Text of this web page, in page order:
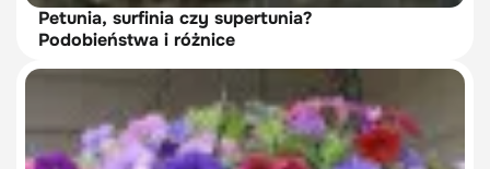
Petunia, surfinia czy supertunia?
Podobieństwa i różnice